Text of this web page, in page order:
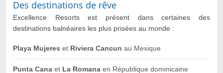
Des destinations de rêve
Excellence Resorts est présent dans certaines des
destinations balnéaires les plus prisées au monde :
Playa Mujeres et Riviera Cancun au Mexique
Punta Cana et La Romana en République dominicaine